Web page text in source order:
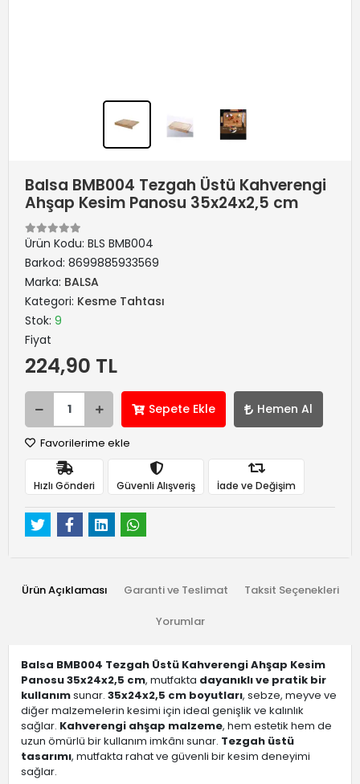
Balsa BMB004 Tezgah Üstü Kahverengi
Ahşap Kesim Panosu 35x24x2,5 cm
Ürün Kodu: BLS BMB004
Barkod: 8699885933569
Marka: BALSA
Kategori: Kesme Tahtası
Stok: 9
Fiyat
224,90 TL
Sepete Ekle Hemen Al
Favorilerime ekle
Hızlı Gönderi Güvenli Alışveriş İade ve Değişim
Ürün Açıklaması Garanti ve Teslimat Taksit Seçenekleri
Yorumlar
Balsa BMB004 Tezgah Üstü Kahverengi Ahşap Kesim
Panosu 35x24x2,5 cm, mutfakta dayanıklı ve pratik bir
kullanımsunar. 35x24x2,5 cm boyutları, sebze, meyve ve
diğer malzemelerin kesimi için ideal genişlik ve kalınlık
sağlar. Kahverengi ahşap malzeme, hem estetik hem de
uzun ömürlü bir kullanım imkânı sunar. Tezgah üstü
tasarımı, mutfakta rahat ve güvenli bir kesim deneyimi
sağlar.